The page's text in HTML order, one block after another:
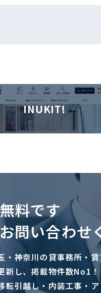
INUKIT!
料です
問い合わせ
・神奈川の貸事務所・
新し、掲載物件数No1！
転引越し・内装工事・